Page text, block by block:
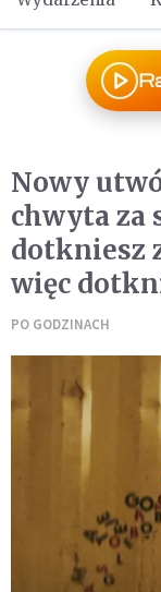
Nowy
chwyta za
dotkniesz
więc
PO GODZINACH